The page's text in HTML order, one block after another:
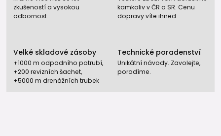
zkušeností a vysokou
odbornost.
kamkoliv v ČR a SR. Cenu
dopravy víte ihned.
Velké skladové zásoby
+1000 m odpadního potrubí,
+200 revizních šachet,
+5000 m drenážních trubek
Technické poradenství
Unikátní návody. Zavolejte,
poradíme.